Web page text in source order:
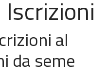
al
da seme